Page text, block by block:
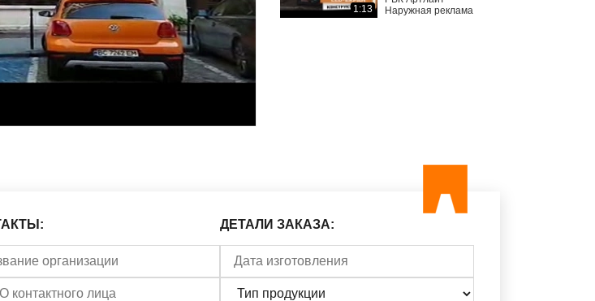
1:13
экономии
Наружная реклама
ДЕТАЛИ ЗАКАЗА: